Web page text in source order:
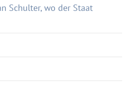
Schulter, wo der Staat